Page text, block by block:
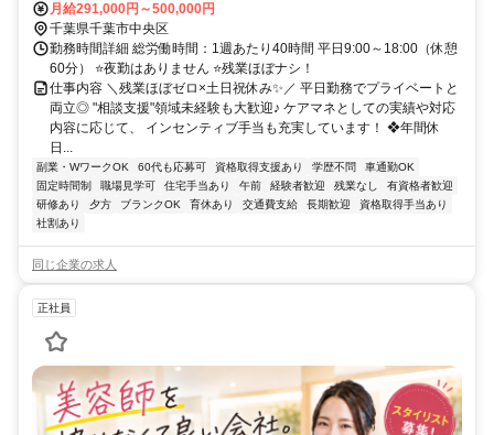
分／JR総武本線「東千葉駅」より徒歩12分
月給291,000円～500,000円
千葉県千葉市中央区
勤務時間詳細 総労働時間：1週あたり40時間 平日9:00～18:00（休憩
60分） ⭐夜勤はありません ⭐残業ほぼナシ！
仕事内容 ＼残業ほぼゼロ×土日祝休み✨／ 平日勤務でプライベートと
両立◎ "相談支援"領域未経験も大歓迎♪ ケアマネとしての実績や対応
内容に応じて、 インセンティブ手当も充実しています！ ❖年間休
日...
副業・WワークOK 60代も応募可 資格取得支援あり 学歴不問
車通勤OK
固定時間制
職場見学可 住宅手当あり 午前 経験者歓迎 残業なし
有資格者歓迎
研修あり
夕方 ブランクOK 育休あり 交通費支給 長期歓迎
資格取得手当あり
社割あり
同じ企業の求人
正社員